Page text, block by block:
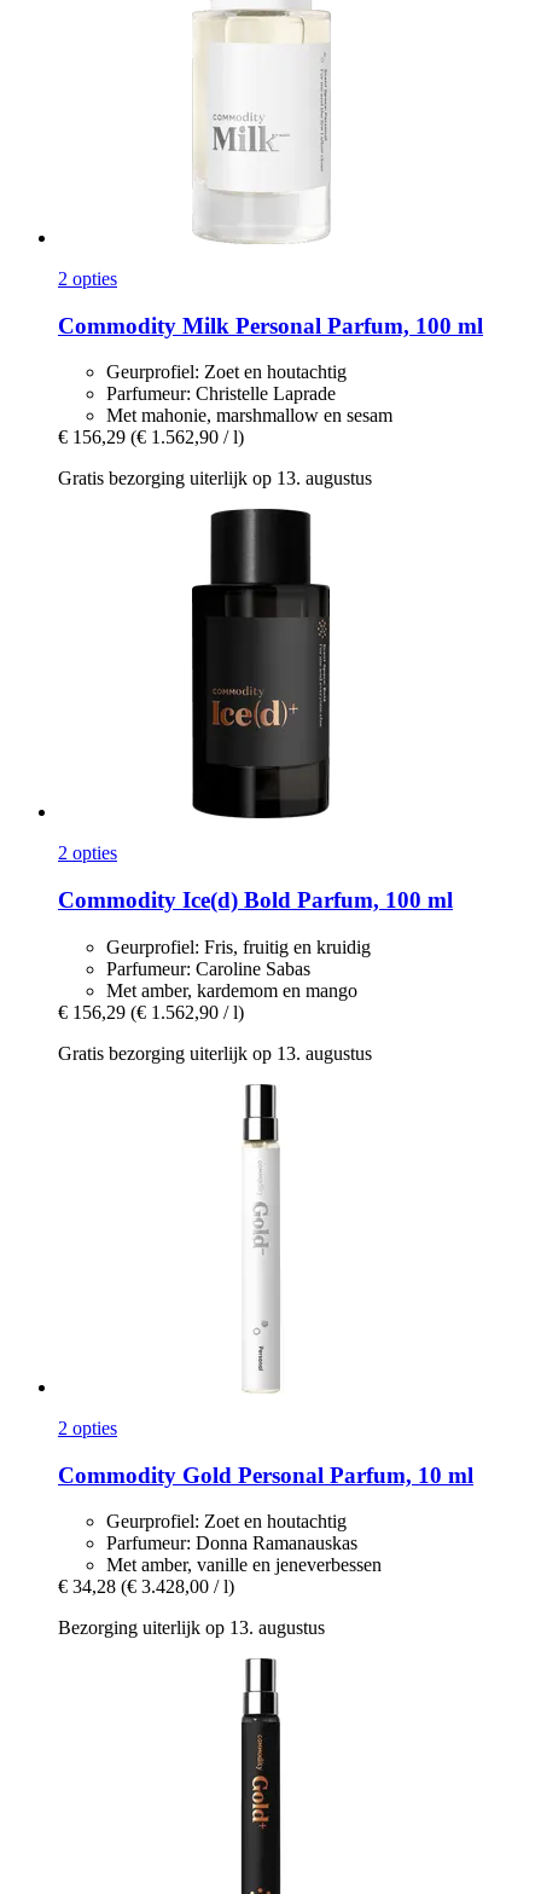
2 opties
Commodity Milk Personal Parfum, 100 ml
Geurprofiel: Zoet en houtachtig
Parfumeur: Christelle Laprade
Met mahonie, marshmallow en sesam
€ 156,29 (€ 1.562,90 / l)
Gratis bezorging uiterlijk op 13. augustus
2 opties
Commodity Ice(d) Bold Parfum, 100 ml
Geurprofiel: Fris, fruitig en kruidig
Parfumeur: Caroline Sabas
Met amber, kardemom en mango
€ 156,29 (€ 1.562,90 / l)
Gratis bezorging uiterlijk op 13. augustus
2 opties
Commodity Gold Personal Parfum, 10 ml
Geurprofiel: Zoet en houtachtig
Parfumeur: Donna Ramanauskas
Met amber, vanille en jeneverbessen
€ 34,28 (€ 3.428,00 / l)
Bezorging uiterlijk op 13. augustus